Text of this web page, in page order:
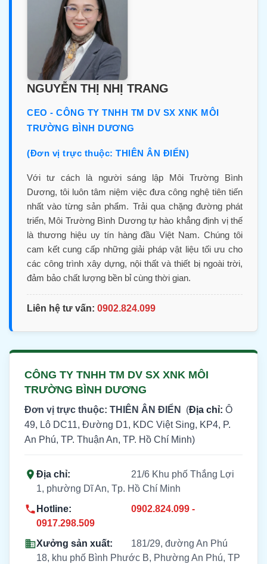
NGUYỄN THỊ NHỊ TRANG
CEO - CÔNG TY TNHH TM DV SX XNK MÔI
TRƯỜNG BÌNH DƯƠNG
(Đơn vị trực thuộc: THIÊN ÂN ĐIỂN)
Với tư cách là người sáng lập Môi Trường Bình
Dương, tôi luôn tâm niệm việc đưa công nghệ tiên tiến
nhất vào từng sản phẩm. Trải qua chặng đường phát
triển, Môi Trường Bình Dương tự hào khẳng định vị thế
là thương hiệu uy tín hàng đầu Việt Nam. Chúng tôi
cam kết cung cấp những giải pháp vật liệu tối ưu cho
các công trình xây dựng, nội thất và thiết bị ngoài trời,
đảm bảo chất lượng bền bỉ cùng thời gian.
Liên hệ tư vấn: 0902.824.099
CÔNG TY TNHH TM DV SX XNK MÔI
TRƯỜNG BÌNH DƯƠNG
Đơn vị trực thuộc: THIÊN ÂN ĐIỂN (Địa chỉ: Ô
49, Lô DC11, Đường D1, KDC Việt Sing, KP4, P.
An Phú, TP. Thuận An, TP. Hồ Chí Minh)
Địa chỉ:
21/6 Khu phố Thắng Lợi
1, phường Dĩ An, Tp. Hồ Chí Minh
Hotline:
0902.824.099 -
0917.298.509
Xưởng sản xuất:
181/29, đường An Phú
18, khu phố Bình Phước B, Phường An Phú, TP